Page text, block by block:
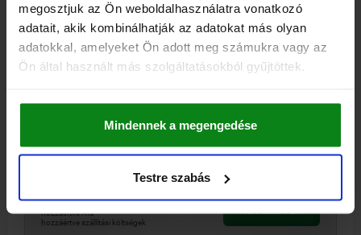
megosztjuk az Ön weboldalhasználatra vonatkozó
adatait, akik kombinálhatják az adatokat más olyan
adatokkal, amelyeket Ön adott meg számukra vagy az
Ön által használt más szolgáltatásokból gyűjtöttek.
Mindennek a megengedése
Testre szabás
OLDALSZORÍTÓ JOBBRA, SZORÍTÓPOFA, SIMA, A=10
32X132, ACÉL
KIVITEL 1=JOBBRA
H2=30
Rendelési szám:04520-310X1
142,05 €
hozzáértve Áfa
hozzáértve szállítási költségek